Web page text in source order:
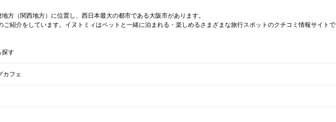
方（関西地方）に位置し、西日本最大の都市である大阪市があります。
ご紹介をしています。イヌトミィはペットと一緒に泊まれる・楽しめるさまざまな旅行スポットのクチコミ情報サイト
探す
カフェ